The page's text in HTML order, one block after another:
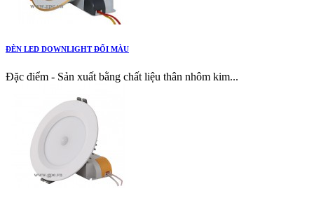
ĐÈN LED DOWNLIGHT ĐỔI MÀU
Đặc điểm - Sản xuất bằng chất liệu thân nhôm kim...